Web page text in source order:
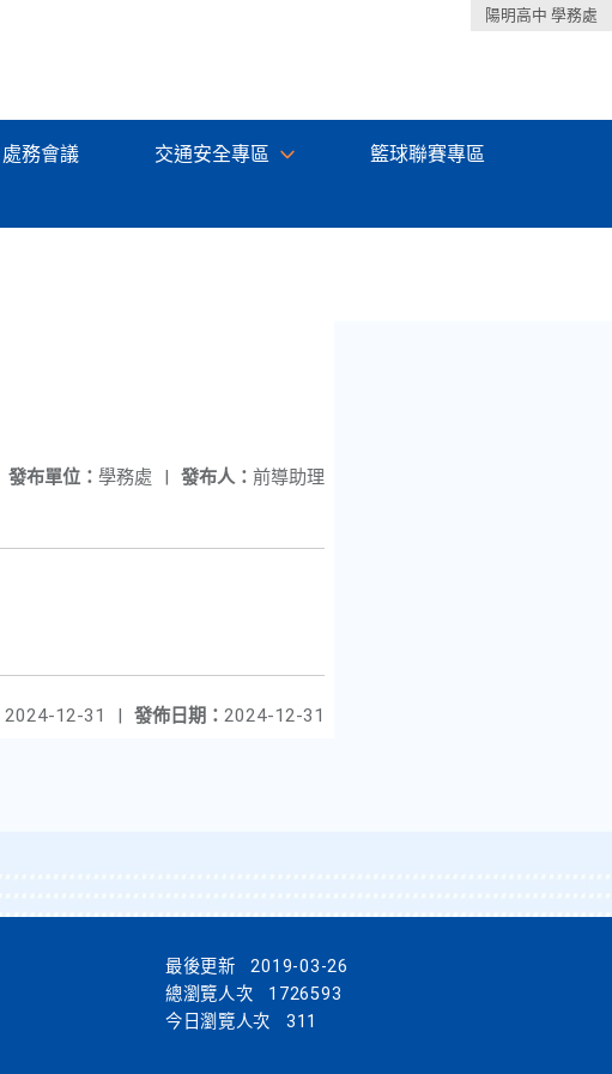
陽明高中 學務處
處務會議 交通安全專區 籃球聯賽專區
發布人： 前導助理
發布單位： 學務處 |
發佈日期： 2024-12-31
2024-12-31 |
最後更新
2019-03-26
總瀏覽人次
1726593
今日瀏覽人次
311